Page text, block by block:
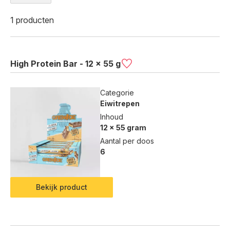
1 producten
High Protein Bar - 12 x 55 g
Categorie
Eiwitrepen
Inhoud
12 x 55 gram
Aantal per doos
6
Bekijk product